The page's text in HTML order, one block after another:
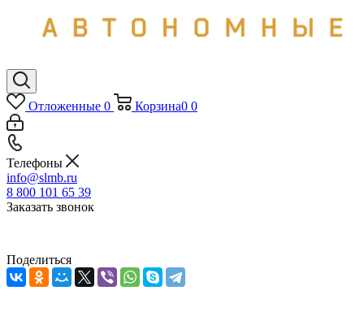
Отложенные 0 Корзина0 0
Телефоны
info@slmb.ru
8 800 101 65 39
Заказать звонок
Поделиться